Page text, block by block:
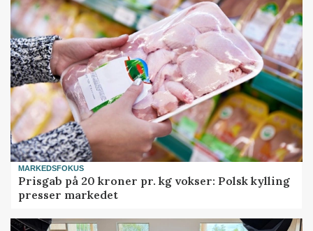
MARKEDSFOKUS
Prisgab på 20 kroner pr. kg vokser: Polsk kylling
presser markedet